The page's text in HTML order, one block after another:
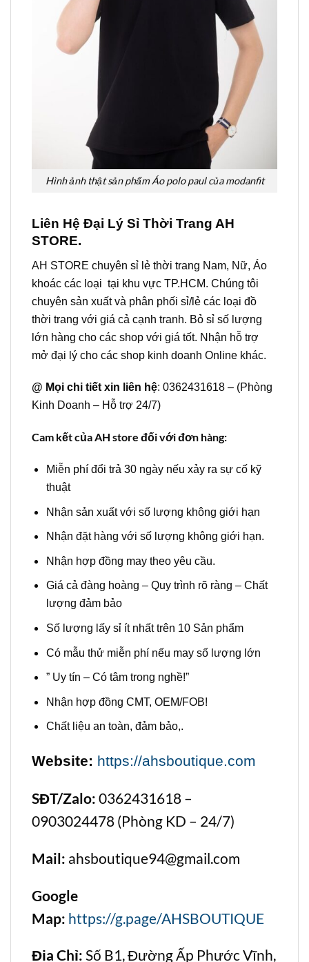
Hình ảnh thật sản phẩm Áo polo paul của modanfit
Liên Hệ Đại Lý Sỉ Thời Trang AH
STORE.
AH STORE chuyên sỉ lẻ thời trang Nam, Nữ, Áo
khoác các loại tại khu vực TP.HCM. Chúng tôi
chuyên sản xuất và phân phối sỉ/lẻ các loại đồ
thời trang với giá cả cạnh tranh. Bỏ sỉ số lượng
lớn hàng cho các shop với giá tốt. Nhận hỗ trợ
mở đại lý cho các shop kinh doanh Online khác.
@ Mọi chi tiết xin liên hệ: 0362431618 – (Phòng
Kinh Doanh – Hỗ trợ 24/7)
Cam kết của AH store đối với đơn hàng:
Miễn phí đổi trả 30 ngày nếu xảy ra sự cố kỹ
thuật
Nhận sản xuất với số lượng không giới hạn
Nhận đặt hàng với số lượng không giới hạn.
Nhận hợp đồng may theo yêu cầu.
Giá cả đàng hoàng – Quy trình rõ ràng – Chất
lượng đảm bảo
Số lượng lấy sỉ ít nhất trên 10 Sản phẩm
Có mẫu thử miễn phí nếu may số lượng lớn
” Uy tín – Có tâm trong nghề!”
Nhận hợp đồng CMT, OEM/FOB!
Chất liệu an toàn, đảm bảo,.
Website: https://ahsboutique.com
SĐT/Zalo: 0362431618 –
0903024478 (Phòng KD – 24/7)
Mail: ahsboutique94@gmail.com
Google
Map: https://g.page/AHSBOUTIQUE
Địa Chỉ: Số B1, Đường Ấp Phước Vĩnh,